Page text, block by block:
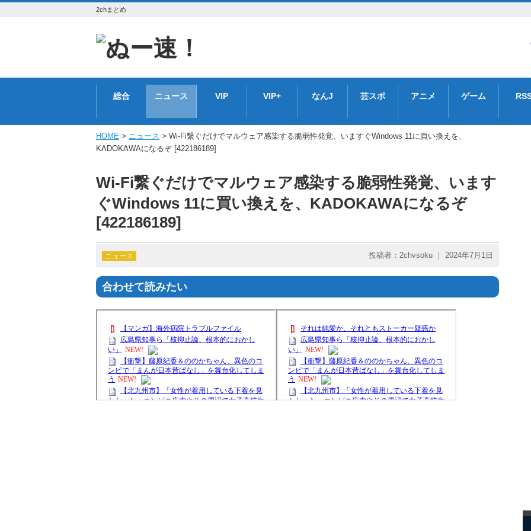
2chまとめ
総合 ニュース VIP VIP+ なんJ 芸スポ アニメ ゲーム
HOME > ニュース > Wi-Fi繋ぐだけでマルウェア感染する脆弱性発覚、いますぐWindows 11に買い換えを、
KADOKAWAになるぞ [422186189]
Wi-Fi繋ぐだけでマルウェア感染する脆弱性発覚、います
ぐWindows 11に買い換えを、KADOKAWAになるぞ
[422186189]
ニュース 投稿者：2chvsoku ｜ 2024年7月1日
合わせて読みたい